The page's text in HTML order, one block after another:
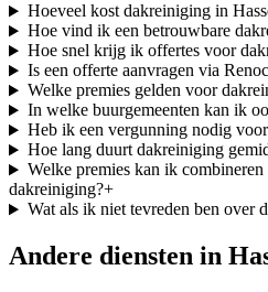
Hoeveel kost dakreiniging in
Hoe vind ik een betrouwbare
Hoe snel krijg ik offertes voor
Is een offerte aanvragen via
Welke premies gelden voor
In welke buurgemeenten kan ik
Heb ik een vergunning nodig
Hoe lang duurt dakreiniging
Welke premies kan ik
dakreiniging?+
Wat als ik niet tevreden ben over
Andere diensten in